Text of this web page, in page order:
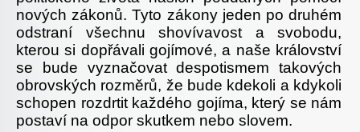
nových zákonů. Tyto zákony jeden po druhém
odstraní všechnu shovívavost a svobodu,
kterou si dopřávali gojímové, a naše království
se bude vyznačovat despotismem takových
obrovských rozměrů, že bude kdekoli a kdykoli
schopen rozdrtit každého gojíma, který se nám
postaví na odpor skutkem nebo slovem.